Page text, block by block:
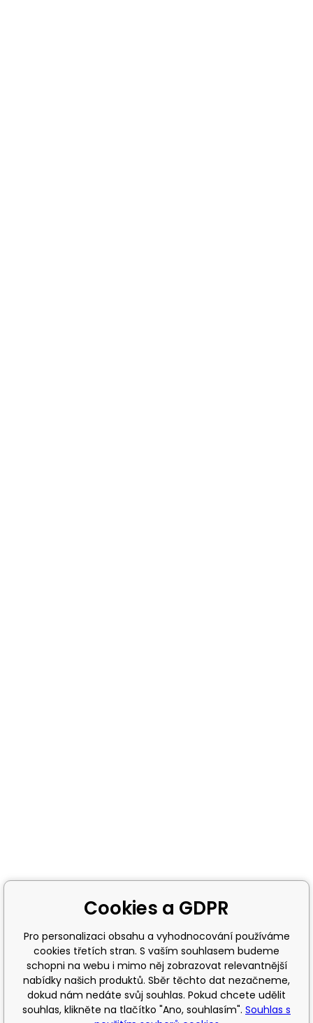
Cookies a GDPR
Pro personalizaci obsahu a vyhodnocování používáme
cookies třetích stran. S vaším souhlasem budeme
schopni na webu i mimo něj zobrazovat relevantnější
nabídky našich produktů. Sběr těchto dat nezačneme,
dokud nám nedáte svůj souhlas. Pokud chcete udělit
souhlas, klikněte na tlačítko "Ano, souhlasím". Souhlas s